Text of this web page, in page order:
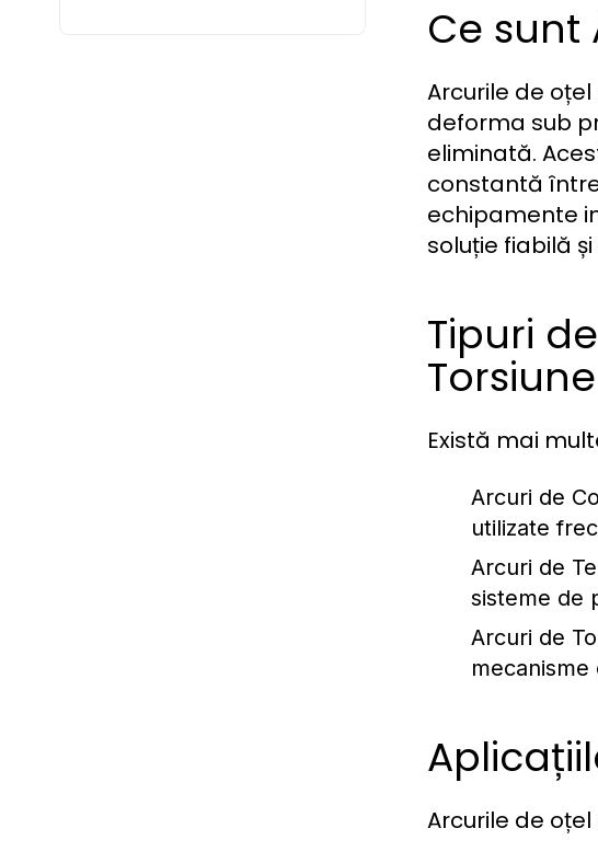
Ce sunt
Arcurile de
deforma sub
eliminată.
constantă
echipamente
soluție fiabilă
Tipuri
Torsiune
Există mai
Arcuri de
utilizate
Arcuri de
sisteme de
Arcuri de
Arcurile de